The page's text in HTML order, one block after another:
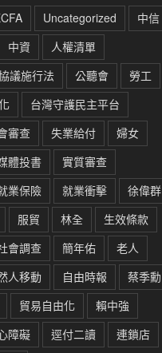
Uncategorized
中信
中資
人權清單
議施行法
公聽會
勞工
台灣守護民主平台
審查
失業給付
婦女
體投書
實質審查
業保險
就業衝擊
徐偉群
服貿
林全
生效條款
會調查
簡年佑
老人
人移動
自由時報
蔡季勳
貿易自由化
賴中強
障礙
逕付二讀
連鎖店